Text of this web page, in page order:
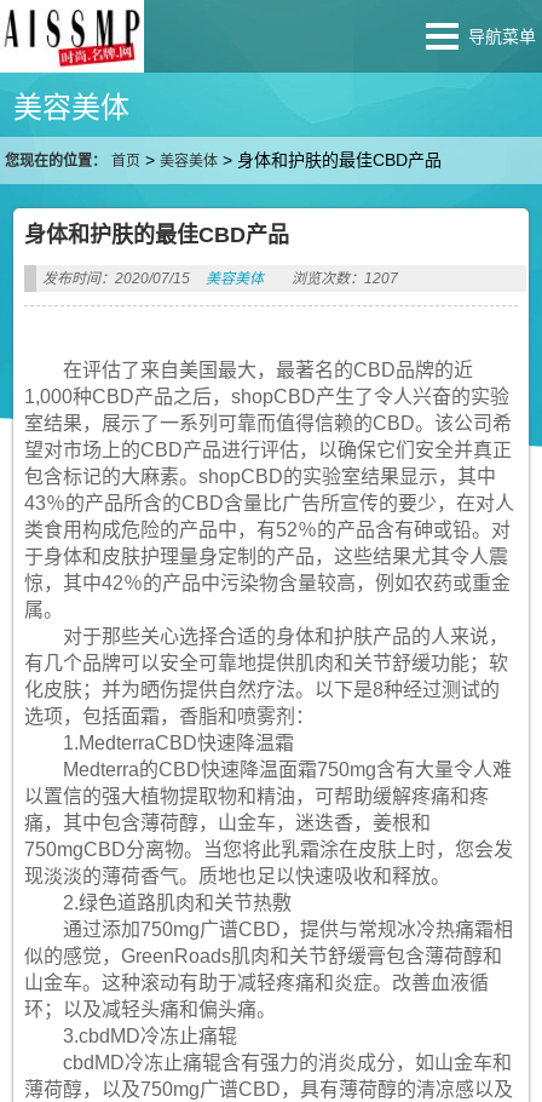
导航菜单
美容美体
您现在的位置： 首页 >美容美体 > 身体和护肤的最佳CBD产品
身体和护肤的最佳CBD产品
发布时间：2020/07/15 美容美体 浏览次数：1207
在评估了来自美国最大，最著名的CBD品牌的近
1,000种CBD产品之后，shopCBD产生了令人兴奋的实验
室结果，展示了一系列可靠而值得信赖的CBD。该公司希
望对市场上的CBD产品进行评估，以确保它们安全并真正
包含标记的大麻素。shopCBD的实验室结果显示，其中
43％的产品所含的CBD含量比广告所宣传的要少，在对人
类食用构成危险的产品中，有52％的产品含有砷或铅。对
于身体和皮肤护理量身定制的产品，这些结果尤其令人震
惊，其中42％的产品中污染物含量较高，例如农药或重金
属。
对于那些关心选择合适的身体和护肤产品的人来说，
有几个品牌可以安全可靠地提供肌肉和关节舒缓功能；软
化皮肤；并为晒伤提供自然疗法。以下是8种经过测试的
选项，包括面霜，香脂和喷雾剂：
1.MedterraCBD快速降温霜
Medterra的CBD快速降温面霜750mg含有大量令人难
以置信的强大植物提取物和精油，可帮助缓解疼痛和疼
痛，其中包含薄荷醇，山金车，迷迭香，姜根和
750mgCBD分离物。当您将此乳霜涂在皮肤上时，您会发
现淡淡的薄荷香气。质地也足以快速吸收和释放。
2.绿色道路肌肉和关节热敷
通过添加750mg广谱CBD，提供与常规冰冷热痛霜相
似的感觉，GreenRoads肌肉和关节舒缓膏包含薄荷醇和
山金车。这种滚动有助于减轻疼痛和炎症。改善血液循
环；以及减轻头痛和偏头痛。
3.cbdMD冷冻止痛辊
cbdMD冷冻止痛辊含有强力的消炎成分，如山金车和
薄荷醇，以及750mg广谱CBD，具有薄荷醇的清凉感以及